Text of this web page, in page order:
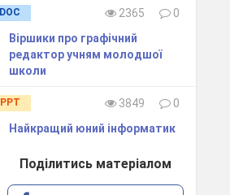
DOC 2365
0
Віршики про графічний
редактор учням молодшої
школи
PPT 3849
0
Найкращий юний інформатик
Поділитись матеріалом